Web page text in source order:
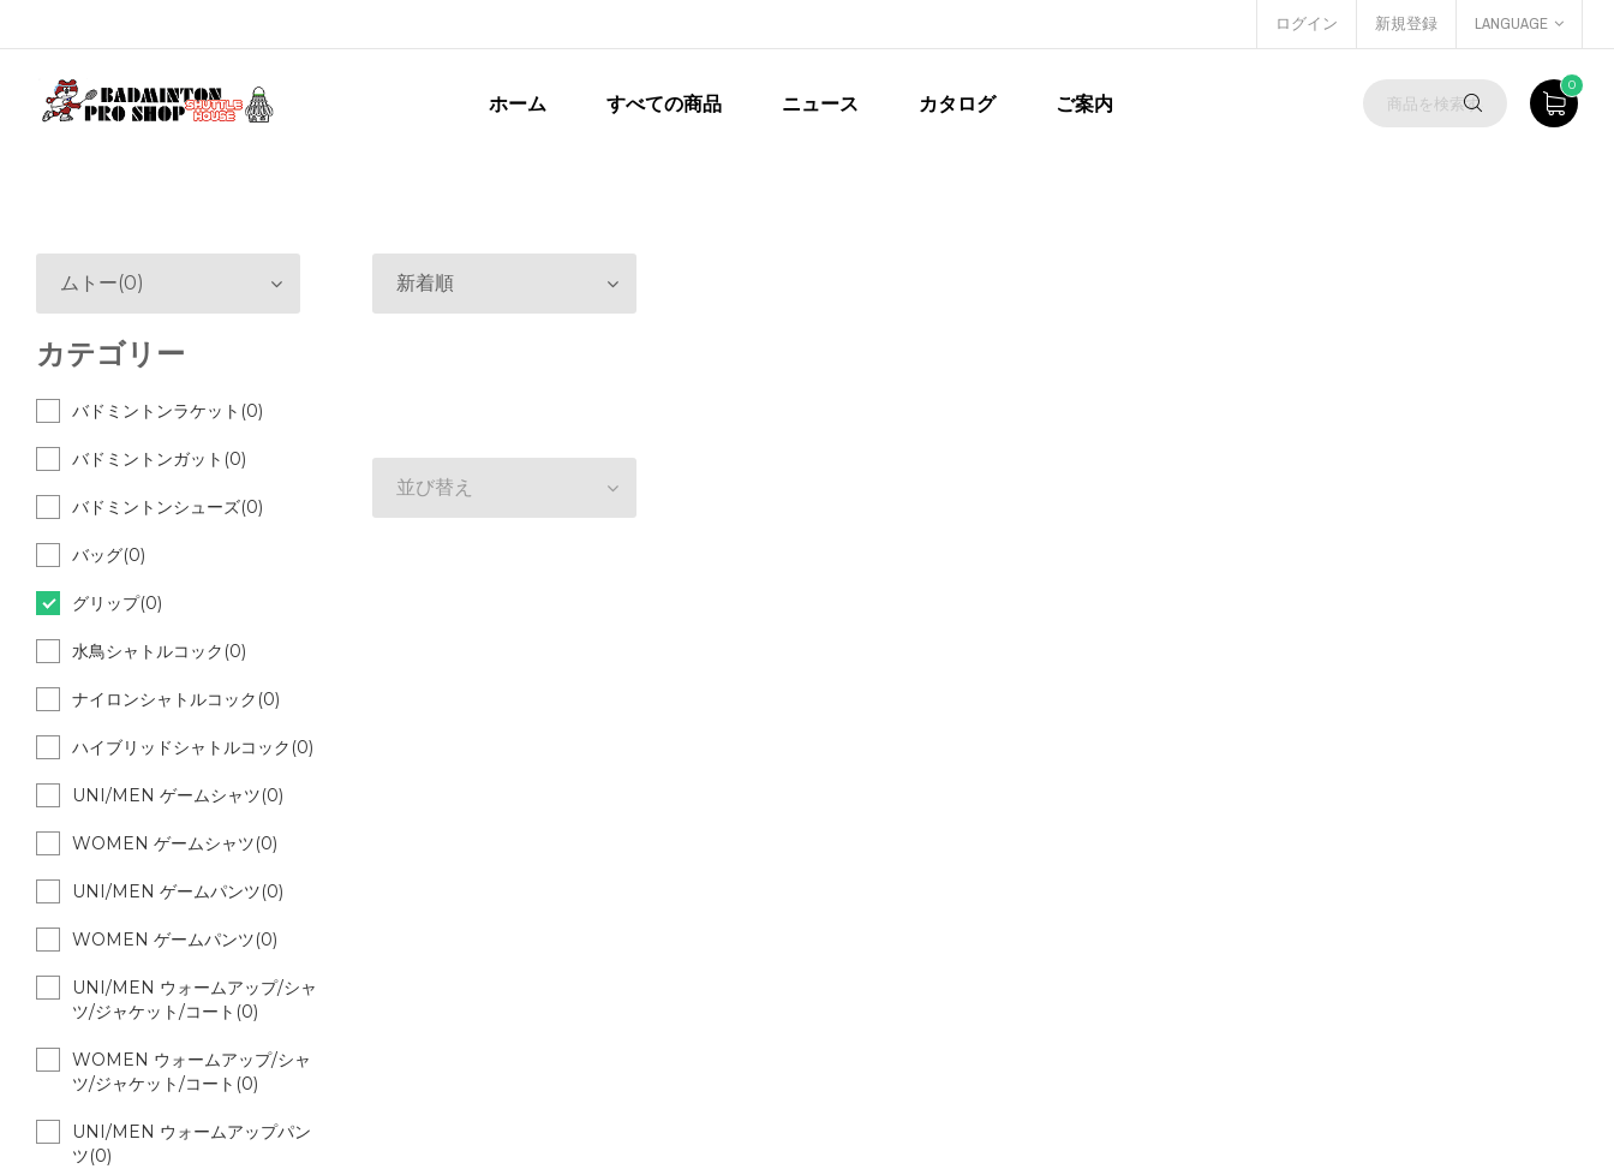
ログイン 新規登録 LANGUAGE
ホーム すべての商品 ニュース カタログ ご案内
0
新着順
並び替え
ムトー(0)
カテゴリー
バドミントンラケット(0)
バドミントンガット(0)
バドミントンシューズ(0)
バッグ(0)
グリップ(0)
水鳥シャトルコック(0)
ナイロンシャトルコック(0)
ハイブリッドシャトルコック(0)
UNI/MEN ゲームシャツ(0)
WOMEN ゲームシャツ(0)
UNI/MEN ゲームパンツ(0)
WOMEN ゲームパンツ(0)
UNI/MEN ウォームアップ/シャ
ツ/ジャケット/コート(0)
WOMEN ウォームアップ/シャ
ツ/ジャケット/コート(0)
UNI/MEN ウォームアップパン
ツ(0)